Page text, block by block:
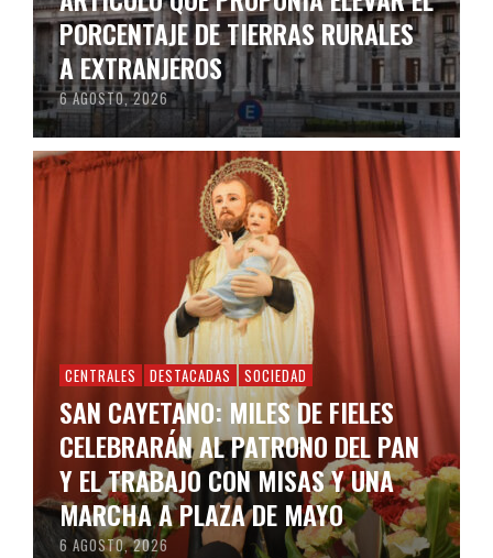
PORCENTAJE DE TIERRAS RURALES
A EXTRANJEROS
6 AGOSTO, 2026
CENTRALES DESTACADAS SOCIEDAD
SAN CAYETANO: MILES DE FIELES
CELEBRARÁN AL PATRONO DEL PAN
Y EL TRABAJO CON MISAS Y UNA
MARCHA A PLAZA DE MAYO
6 AGOSTO, 2026